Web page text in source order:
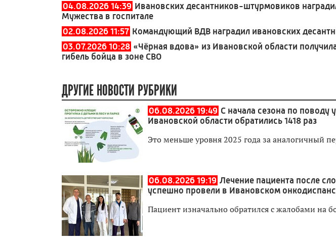
04.08.2026 14:39 Ивановских десантников-штурмовиков
Мужества в госпитале
02.08.2026 11:57 Командующий ВДВ наградил ивановских
03.07.2026 10:28 «Чёрная вдова» из Ивановской области
гибель бойца в зоне СВО
ДРУГИЕ НОВОСТИ РУБРИКИ
06.08.2026 19:49 С начала сезона по поводу
Ивановской области обратились 1418 раз
Это меньше уровня 2025 года за аналогичный
06.08.2026 19:19 Лечение пациента после
успешно провели в Ивановском
Пациент изначально обратился с жалобами на